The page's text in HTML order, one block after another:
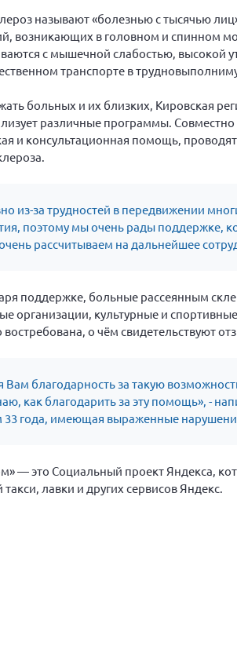
называют «болезнью с тысячью
возникающих в головном и спинном
с мышечной слабостью, высокой
транспорте в
больных и их близких, Кировская
различные программы.
и консультационная помощь,
из-за трудностей в передвижении
поэтому мы очень рады поддержке,
рассчитываем на дальнейшее
поддержке, больные рассеянным
организации, культурные и
востребована, о чём свидетельствуют
Вам благодарность за такую
как благодарить за эту помощь», -
33 года, имеющая выраженные
— это Социальный проект Яндекса,
такси, лавки и других сервисов Яндекс.